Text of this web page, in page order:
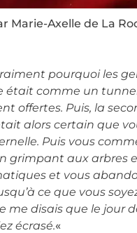
Marie-Axelle de La
pourquoi les
était comme un
offertes. Puis, la
alors certain que
Puis vous
grimpant aux arbres
et vous
ce que vous
me disais que le jour
écrasé.«